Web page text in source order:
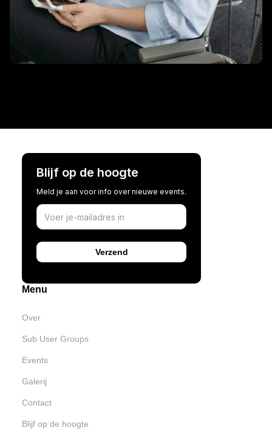
Menu
Over
Sub User Groups
Events
Galerij
Contact
Blijf op de hoogte
Blijf op de hoogte
Meld je aan voor info over nieuwe events.